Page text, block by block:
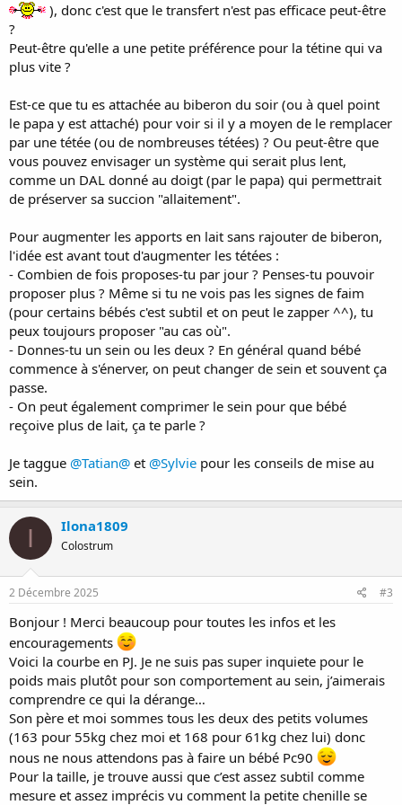
), donc c'est que le transfert n'est pas efficace peut-être
?
Peut-être qu'elle a une petite préférence pour la tétine qui va
plus vite ?
Est-ce que tu es attachée au biberon du soir (ou à quel point
le papa y est attaché) pour voir si il y a moyen de le remplacer
par une tétée (ou de nombreuses tétées) ? Ou peut-être que
vous pouvez envisager un système qui serait plus lent,
comme un DAL donné au doigt (par le papa) qui permettrait
de préserver sa succion "allaitement".
Pour augmenter les apports en lait sans rajouter de biberon,
l'idée est avant tout d'augmenter les tétées :
- Combien de fois proposes-tu par jour ? Penses-tu pouvoir
proposer plus ? Même si tu ne vois pas les signes de faim
(pour certains bébés c'est subtil et on peut le zapper ^^), tu
peux toujours proposer "au cas où".
- Donnes-tu un sein ou les deux ? En général quand bébé
commence à s'énerver, on peut changer de sein et souvent ça
passe.
- On peut également comprimer le sein pour que bébé
reçoive plus de lait, ça te parle ?
Je taggue @Tatian@ et @Sylvie pour les conseils de mise au
sein.
I Ilona1809
Colostrum
2 Décembre 2025 #3
Bonjour ! Merci beaucoup pour toutes les infos et les
encouragements
Voici la courbe en PJ. Je ne suis pas super inquiete pour le
poids mais plutôt pour son comportement au sein, j’aimerais
comprendre ce qui la dérange…
Son père et moi sommes tous les deux des petits volumes
(163 pour 55kg chez moi et 168 pour 61kg chez lui) donc
nous ne nous attendons pas à faire un bébé Pc90
Pour la taille, je trouve aussi que c’est assez subtil comme
mesure et assez imprécis vu comment la petite chenille se